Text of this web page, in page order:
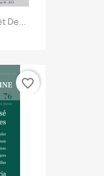
De...
favorite_border